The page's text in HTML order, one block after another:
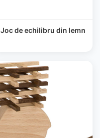
Joc de echilibru din lemn